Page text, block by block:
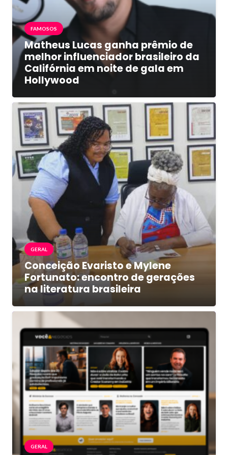
FAMOSOS
Matheus Lucas ganha prêmio de
melhor influenciador brasileiro da
Califórnia em noite de gala em
Hollywood
GERAL
Conceição Evaristo e Mylene
Fortunato: encontro de gerações
na literatura brasileira
GERAL